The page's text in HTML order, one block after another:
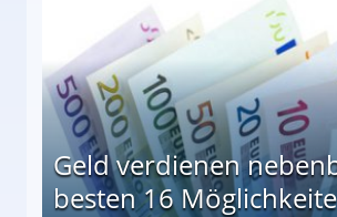
Geld verdienen
besten 16